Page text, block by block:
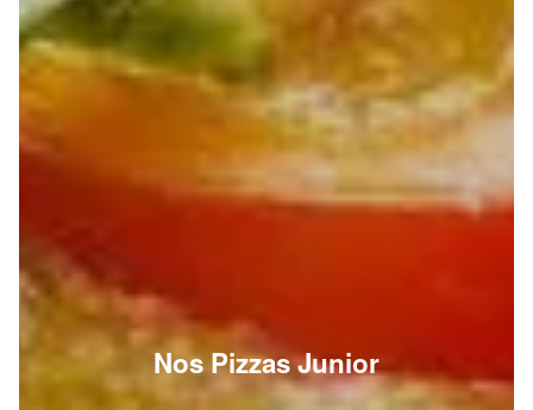
Nos Pizzas Junior